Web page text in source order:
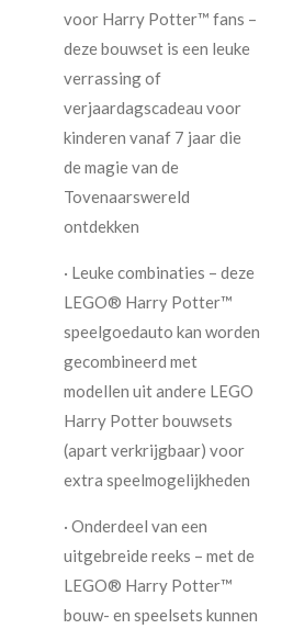
voor Harry Potter™ fans –
deze bouwset is een leuke
verrassing of
verjaardagscadeau voor
kinderen vanaf 7 jaar die
de magie van de
Tovenaarswereld
ontdekken
· Leuke combinaties – deze
LEGO® Harry Potter™
speelgoedauto kan worden
gecombineerd met
modellen uit andere LEGO
Harry Potter bouwsets
(apart verkrijgbaar) voor
extra speelmogelijkheden
· Onderdeel van een
uitgebreide reeks – met de
LEGO® Harry Potter™
bouw- en speelsets kunnen